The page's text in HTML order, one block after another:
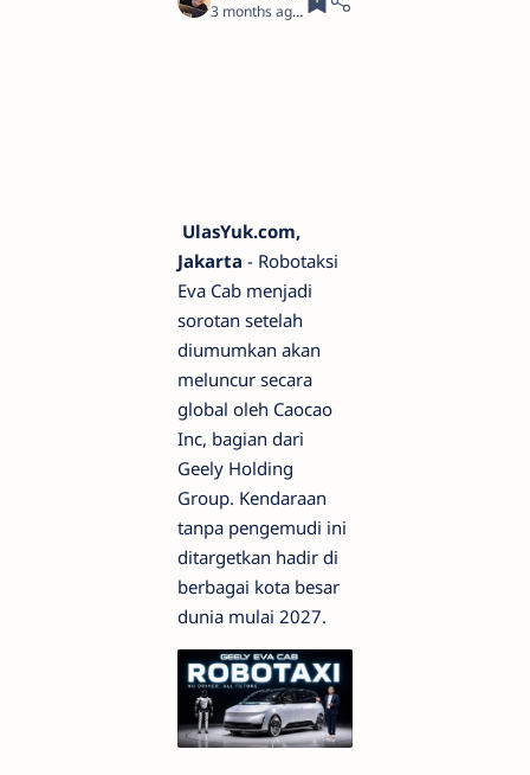
3 months ago 3
UlasYuk.com,
Jakarta - Robotaksi
Eva Cab menjadi
sorotan setelah
diumumkan akan
meluncur secara
global oleh Caocao
Inc, bagian dari
Geely Holding
Group. Kendaraan
tanpa pengemudi ini
ditargetkan hadir di
berbagai kota besar
dunia mulai 2027.